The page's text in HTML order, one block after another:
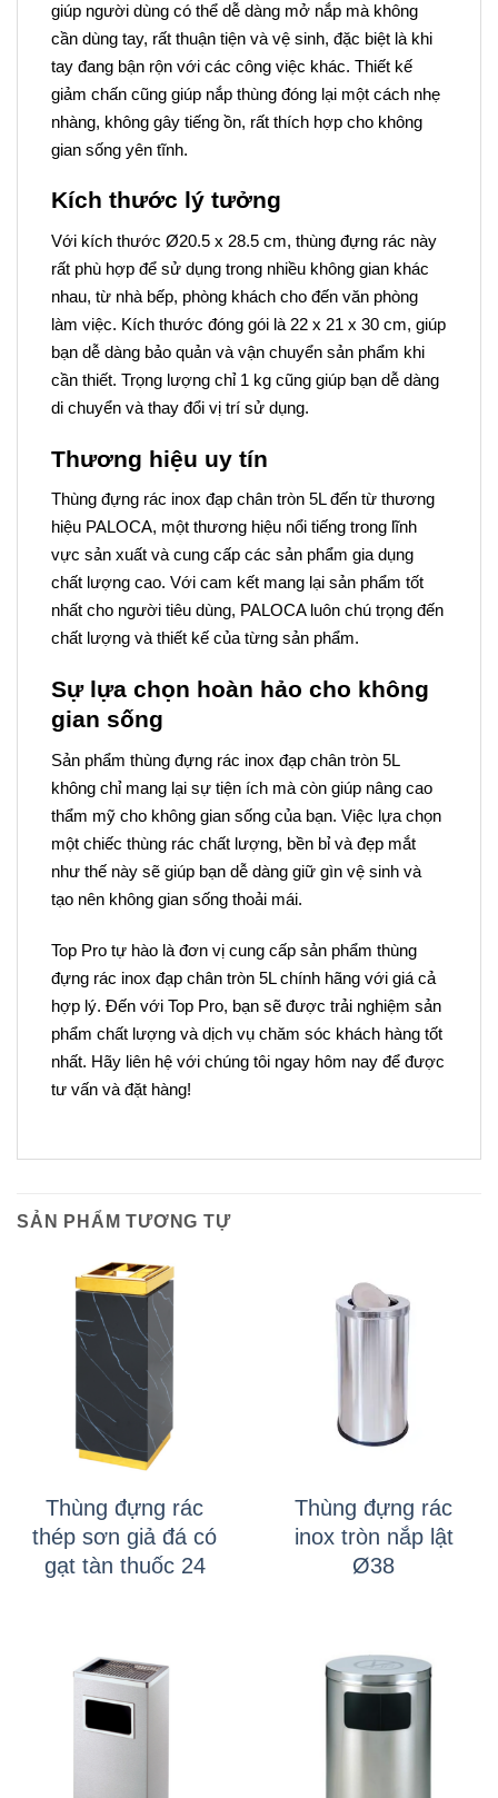
giúp người dùng có thể dễ dàng mở nắp mà không
cần dùng tay, rất thuận tiện và vệ sinh, đặc biệt là khi
tay đang bận rộn với các công việc khác. Thiết kế
giảm chấn cũng giúp nắp thùng đóng lại một cách nhẹ
nhàng, không gây tiếng ồn, rất thích hợp cho không
gian sống yên tĩnh.
Kích thước lý tưởng
Với kích thước Ø20.5 x 28.5 cm, thùng đựng rác này
rất phù hợp để sử dụng trong nhiều không gian khác
nhau, từ nhà bếp, phòng khách cho đến văn phòng
làm việc. Kích thước đóng gói là 22 x 21 x 30 cm, giúp
bạn dễ dàng bảo quản và vận chuyển sản phẩm khi
cần thiết. Trọng lượng chỉ 1 kg cũng giúp bạn dễ dàng
di chuyển và thay đổi vị trí sử dụng.
Thương hiệu uy tín
Thùng đựng rác inox đạp chân tròn 5L đến từ thương
hiệu PALOCA, một thương hiệu nổi tiếng trong lĩnh
vực sản xuất và cung cấp các sản phẩm gia dụng
chất lượng cao. Với cam kết mang lại sản phẩm tốt
nhất cho người tiêu dùng, PALOCA luôn chú trọng đến
chất lượng và thiết kế của từng sản phẩm.
Sự lựa chọn hoàn hảo cho không
gian sống
Sản phẩm thùng đựng rác inox đạp chân tròn 5L
không chỉ mang lại sự tiện ích mà còn giúp nâng cao
thẩm mỹ cho không gian sống của bạn. Việc lựa chọn
một chiếc thùng rác chất lượng, bền bỉ và đẹp mắt
như thế này sẽ giúp bạn dễ dàng giữ gìn vệ sinh và
tạo nên không gian sống thoải mái.
Top Pro tự hào là đơn vị cung cấp sản phẩm thùng
đựng rác inox đạp chân tròn 5L chính hãng với giá cả
hợp lý. Đến với Top Pro, bạn sẽ được trải nghiệm sản
phẩm chất lượng và dịch vụ chăm sóc khách hàng tốt
nhất. Hãy liên hệ với chúng tôi ngay hôm nay để được
tư vấn và đặt hàng!
SẢN PHẨM TƯƠNG TỰ
Thùng đựng rác
thép sơn giả đá có
gạt tàn thuốc 24
Thùng đựng rác
inox tròn nắp lật
Ø38